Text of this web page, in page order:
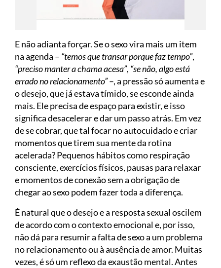
E não adianta forçar. Se o sexo vira mais um item
na agenda – “temos que transar porque faz tempo”,
“preciso manter a chama acesa”, “se não, algo está
errado no relacionamento”–, a pressão só aumenta e
o desejo, que já estava tímido, se esconde ainda
mais. Ele precisa de espaço para existir, e isso
significa desacelerar e dar um passo atrás. Em vez
de se cobrar, que tal focar no autocuidado e criar
momentos que tirem sua mente da rotina
acelerada? Pequenos hábitos como respiração
consciente, exercícios físicos, pausas para relaxar
e momentos de conexão sem a obrigação de
chegar ao sexo podem fazer toda a diferença.
É natural que o desejo e a resposta sexual oscilem
de acordo com o contexto emocional e, por isso,
não dá para resumir a falta de sexo a um problema
no relacionamento ou à ausência de amor. Muitas
vezes, é só um reflexo da exaustão mental. Antes